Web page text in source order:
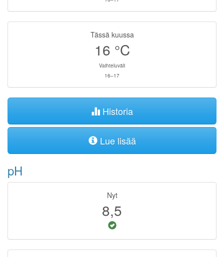
Tässä kuussa
16 °C
Vaihteluväli
16–17
Historia
Lue lisää
pH
Nyt
8,5